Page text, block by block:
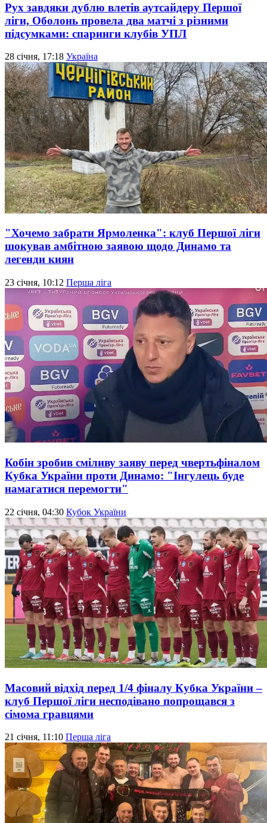
Рух завдяки дублю влетів аутсайдеру Першої
ліги, Оболонь провела два матчі з різними
підсумками: спаринги клубів УПЛ
28 січня, 17:18 Україна
"Хочемо забрати Ярмоленка": клуб Першої ліги
шокував амбітною заявою щодо Динамо та
легенди киян
23 січня, 10:12 Перша ліга
Кобін зробив сміливу заяву перед чвертьфіналом
Кубка України проти Динамо: "Інгулець буде
намагатися перемогти"
22 січня, 04:30 Кубок України
Масовий відхід перед 1/4 фіналу Кубка України –
клуб Першої ліги несподівано попрощався з
сімома гравцями
21 січня, 11:10 Перша ліга